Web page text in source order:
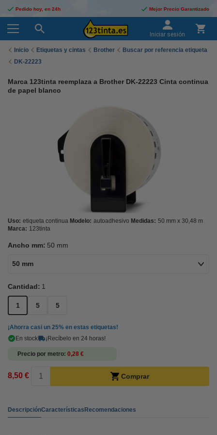
Pedido hoy, en 24h Mejor Precio Garantizado
Iniciar sesión
Inicio Etiquetas y cintas Brother
Buscar por referencia etiqueta
DK-22223
Marca 123tinta reemplaza a Brother DK-22223 Cinta continua
de papel blanco
Uso: etiqueta continua Modelo: autoadhesivo Medidas: 50 mm x 30,48 m
Marca: 123tinta
Ancho mm: 50 mm
50 mm
Cantidad: 1
1 5 5
¡Ahorra casi un 25% en estas etiquetas!
En stock
¡Recíbelo en 24 horas!
Precio por metro 0,28 €
8,50 € Comprar
DescripciónCaracterísticasRecomendaciones